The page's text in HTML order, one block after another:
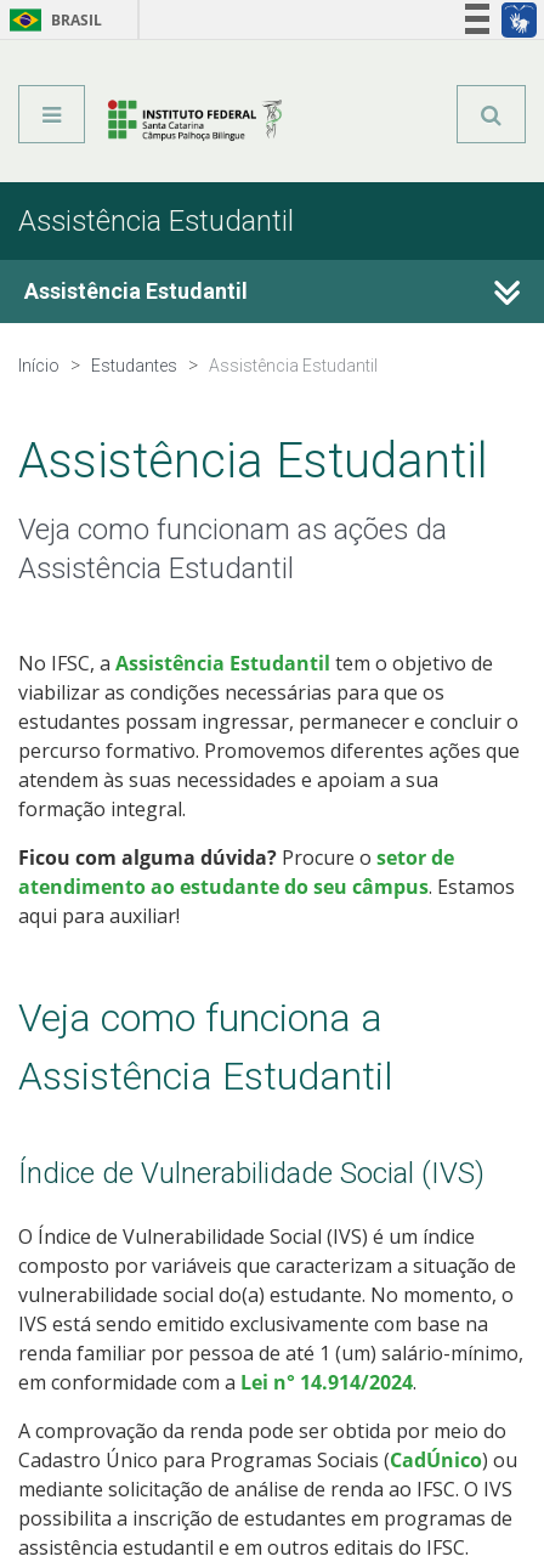
BRASIL
Assistência Estudantil
Assistência Estudantil
PAEVS
Alimentação Estudantil
Auxílio-moradia
Ações Inclusivas
Início Estudantes Assistência Estudantil
Assistência Estudantil
Veja como funcionam as ações da
Assistência Estudantil
No IFSC, a Assistência Estudantil tem o objetivo de
viabilizar as condições necessárias para que os
estudantes possam ingressar, permanecer e concluir o
percurso formativo. Promovemos diferentes ações que
atendem às suas necessidades e apoiam a sua
formação integral.
Ficou com alguma dúvida? Procure o setor de
atendimento ao estudante do seu câmpus. Estamos
aqui para auxiliar!
Veja como funciona a
Assistência Estudantil
Índice de Vulnerabilidade Social (IVS)
O Índice de Vulnerabilidade Social (IVS) é um índice
composto por variáveis que caracterizam a situação de
vulnerabilidade social do(a) estudante. No momento, o
IVS está sendo emitido exclusivamente com base na
renda familiar por pessoa de até 1 (um) salário-mínimo,
em conformidade com a Lei n° 14.914/2024.
A comprovação da renda pode ser obtida por meio do
Cadastro Único para Programas Sociais (CadÚnico) ou
mediante solicitação de análise de renda ao IFSC. O IVS
possibilita a inscrição de estudantes em programas de
assistência estudantil e em outros editais do IFSC.